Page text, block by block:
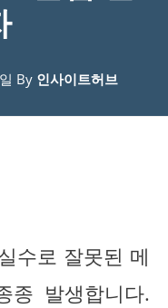
By 인사이트허브
수로 잘못된 메
종 발생합니다.